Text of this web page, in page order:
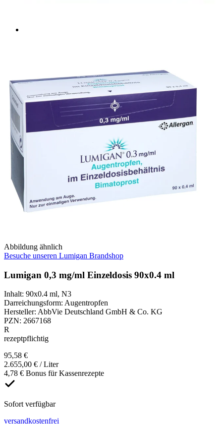
Abbildung ähnlich
Besuche unseren Lumigan Brandshop
Lumigan 0,3 mg/ml Einzeldosis 90x0.4 ml
Inhalt: 90x0.4 ml, N3
Darreichungsform: Augentropfen
Hersteller: AbbVie Deutschland GmbH & Co. KG
PZN: 2667168
R
rezeptpflichtig
95,58 €
2.655,00 € / Liter
4,78 € Bonus für Kassenrezepte
Sofort verfügbar
versandkostenfrei